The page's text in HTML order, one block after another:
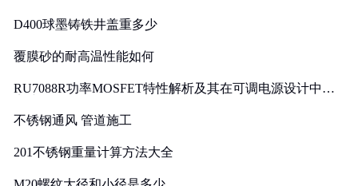
D400球墨铸铁井盖重多少
覆膜砂的耐高温性能如何
RU7088R功率MOSFET特性解析及其在可调电源设计中的
不锈钢通风 管道施工
201不锈钢重量计算方法大全